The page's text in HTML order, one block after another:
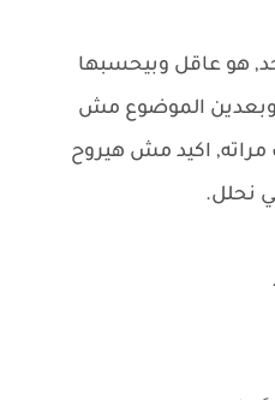
هو عاقل وبيحسبها
الموضوع مش
اكيد مش هيروح
نحلل.